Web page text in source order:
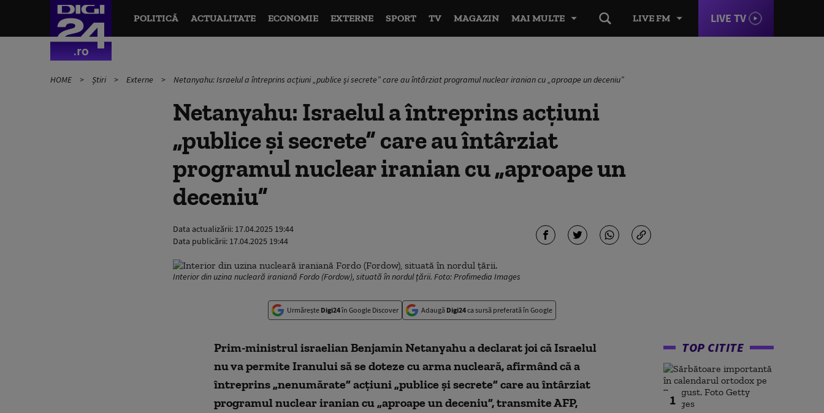
LIVE FM LIVE TV
POLITICĂ ACTUALITATE ECONOMIE EXTERNE SPORT TV MAGAZIN MAI MULTE
HOME Știri Externe Netanyahu: Israelul a întreprins acțiuni „publice și secrete” care au întârziat programul nuclear iranian cu „aproape un deceniu”
Netanyahu: Israelul a întreprins acțiuni
„publice și secrete” care au întârziat
programul nuclear iranian cu „aproape un
deceniu”
Data actualizării: 17.04.2025 19:44
Data publicării: 17.04.2025 19:44
Interior din uzina nucleară iraniană Fordo (Fordow), situată în nordul țării. Foto: Profimedia Images
Urmărește Digi24în Google Discover Adaugă Digi24ca sursă preferată în Google
Prim-ministrul israelian Benjamin Netanyahu a declarat joi că Israelul
nu va permite Iranului să se doteze cu arma nucleară, afirmând că a
întreprins „nenumărate” acţiuni „publice şi secrete” care au întârziat
programul nuclear iranian cu „aproape un deceniu”, transmite AFP,
TOP CITITE
1